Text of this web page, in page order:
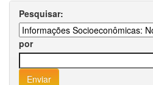
Pesquisar:
por